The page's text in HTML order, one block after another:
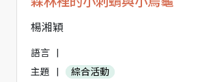
楊湘穎
語言
主題
綜合活動